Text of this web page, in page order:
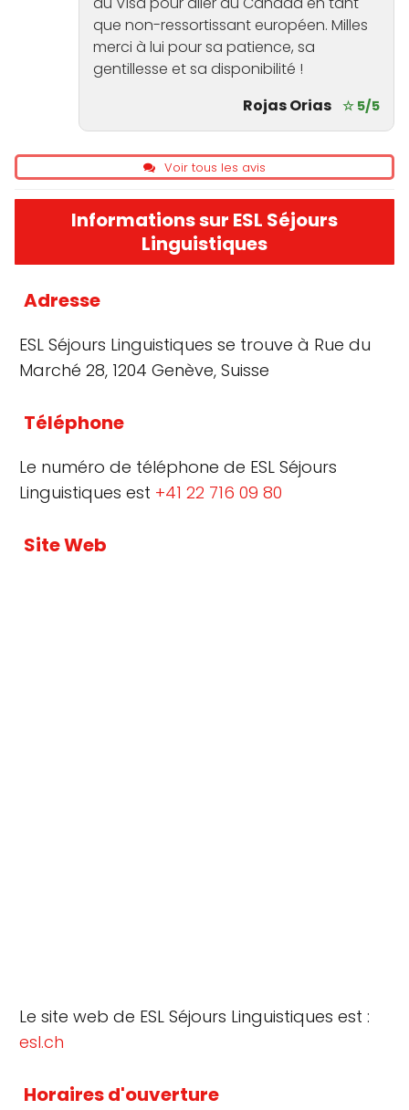
que non-ressortissant européen. Milles
merci à lui pour sa patience, sa
gentillesse et sa disponibilité !
Rojas Orias ☆ 5/5
Voir tous les avis
Informations sur ESL Séjours
Linguistiques
Adresse
ESL Séjours Linguistiques se trouve à Rue du
Marché 28, 1204 Genève, Suisse
Téléphone
Le numéro de téléphone de ESL Séjours
Linguistiques est +41 22 716 09 80
Site Web
Le site web de ESL Séjours Linguistiques est :
esl.ch
Horaires d'ouverture